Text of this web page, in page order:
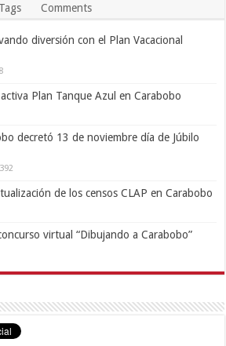
Tags Comments
diversión con el Plan Vacacional
Plan Tanque Azul en Carabobo
decretó 13 de noviembre día de Júbilo
de los censos CLAP en Carabobo
virtual “Dibujando a Carabobo”